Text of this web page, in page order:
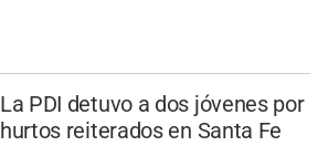
La PDI detuvo a dos jóvenes por
hurtos reiterados en Santa Fe